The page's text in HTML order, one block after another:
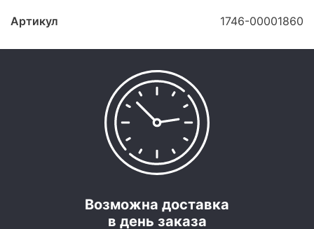
Артикул 1746-00001860
Возможна доставка
в день заказа